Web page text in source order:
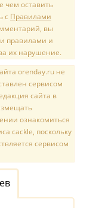
чем оставить
с Правилами
вы
правилами и
их нарушение.
orenday.ru не
сервисом
сайта в
ознакомиться
cackle, поскольку
сервисом